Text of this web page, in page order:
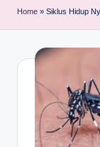
Home » Siklus Hidup